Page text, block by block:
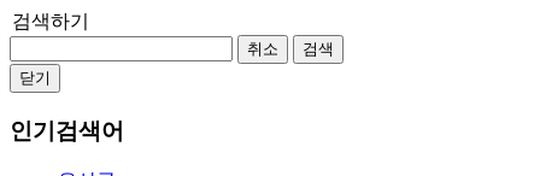
검색하기
취소
검색
닫기
인기검색어